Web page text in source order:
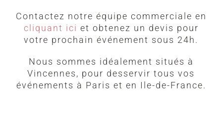
Contactez notre équipe commerciale en
cliquant ici et obtenez un devis pour
votre prochain événement sous 24h.
Nous sommes idéalement situés à
Vincennes, pour desservir tous vos
événements à Paris et en Ile-de-France.